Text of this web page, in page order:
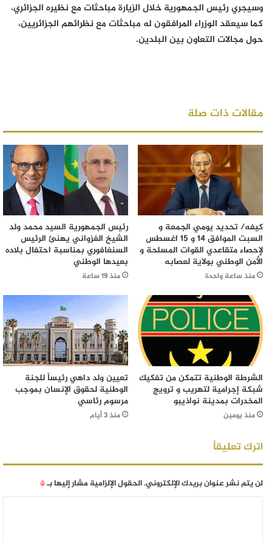
وسيجري رئيس الجمهورية خلال الزيارة مباحثات مع نظيره الجزائري،
كما سيعقد الوزراء المرافقون له مباحثات مع نظرائهم الجزائريين،
حول مجالات التعاون بين البلدين.
مقالات ذات صلة
كيفه/ تحديد يومي الجمعة و
السبت الموافق 14 و 15 اغسطس
لإحصاء متقاعدي القوات المسلحة و
الأمن الوطني بولاية لعصابه
منذ ساعة واحدة
رئيس الجمهورية السيد محمد ولد
الشيخ الغزواني يهنئ الرئيس
السنغافوري بمناسبة احتفال بلاده
بعيدها الوطني
منذ 19 ساعة
الشرطة الوطنية تتمكن من تفكيك
شبكة إجرامية لتهريب و ترويج
المخدرات بمدينة نواذيبو
منذ يومين
تعيين ولد داهي رئيساً للجنة
الوطنية لحقوق الإنسان بموجب
مرسوم رئاسي
منذ 3 أيام
اترك تعليقاً
لن يتم نشر عنوان بريدك الإلكتروني.الحقول الإلزامية مشار إليها بـ*